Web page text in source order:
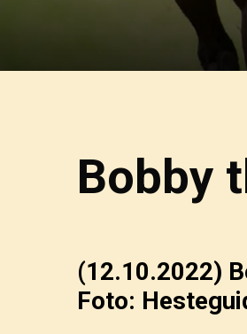
Bobby
(12.10.2022)
Foto: